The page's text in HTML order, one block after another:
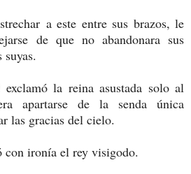
a este entre sus brazos, le
de que no abandonara sus
la reina asustada solo al
apartarse de la senda única
las gracias del cielo.
ironía el rey visigodo.